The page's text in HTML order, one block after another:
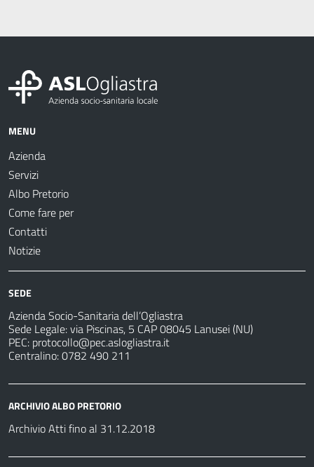
MENU
Azienda
Servizi
Albo Pretorio
Come fare per
Contatti
Notizie
SEDE
Azienda Socio-Sanitaria dell’Ogliastra
Sede Legale: via Piscinas, 5 CAP 08045 Lanusei (NU)
PEC: protocollo@pec.aslogliastra.it
Centralino: 0782 490 211
ARCHIVIO ALBO PRETORIO
Archivio Atti fino al 31.12.2018